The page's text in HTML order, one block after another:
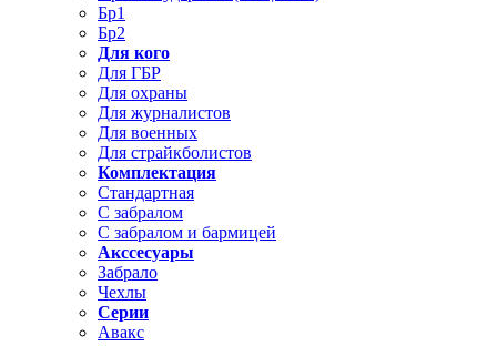
Бр1
Бр2
Для кого
Для ГБР
Для охраны
Для журналистов
Для военных
Для страйкболистов
Комплектация
Стандартная
С забралом
С забралом и бармицей
Акссесуары
Забрало
Чехлы
Серии
Авакс